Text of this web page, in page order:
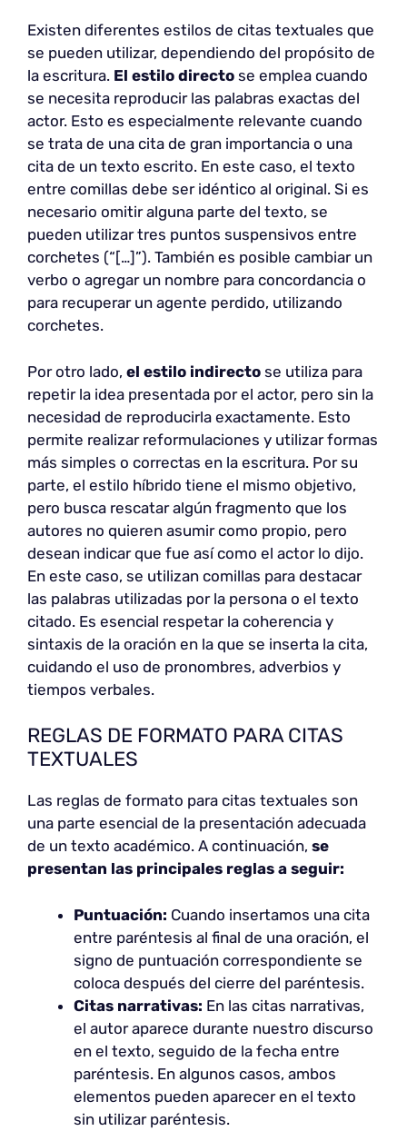
Existen diferentes estilos de citas textuales que
se pueden utilizar, dependiendo del propósito de
la escritura. El estilo directo se emplea cuando
se necesita reproducir las palabras exactas del
actor. Esto es especialmente relevante cuando
se trata de una cita de gran importancia o una
cita de un texto escrito. En este caso, el texto
entre comillas debe ser idéntico al original. Si es
necesario omitir alguna parte del texto, se
pueden utilizar tres puntos suspensivos entre
corchetes (“[…]”). También es posible cambiar un
verbo o agregar un nombre para concordancia o
para recuperar un agente perdido, utilizando
corchetes.
Por otro lado, el estilo indirecto se utiliza para
repetir la idea presentada por el actor, pero sin la
necesidad de reproducirla exactamente. Esto
permite realizar reformulaciones y utilizar formas
más simples o correctas en la escritura. Por su
parte, el estilo híbrido tiene el mismo objetivo,
pero busca rescatar algún fragmento que los
autores no quieren asumir como propio, pero
desean indicar que fue así como el actor lo dijo.
En este caso, se utilizan comillas para destacar
las palabras utilizadas por la persona o el texto
citado. Es esencial respetar la coherencia y
sintaxis de la oración en la que se inserta la cita,
cuidando el uso de pronombres, adverbios y
tiempos verbales.
REGLAS DE FORMATO PARA CITAS
TEXTUALES
Las reglas de formato para citas textuales son
una parte esencial de la presentación adecuada
de un texto académico. A continuación, se
presentan las principales reglas a seguir:
Puntuación: Cuando insertamos una cita
entre paréntesis al final de una oración, el
signo de puntuación correspondiente se
coloca después del cierre del paréntesis.
Citas narrativas: En las citas narrativas,
el autor aparece durante nuestro discurso
en el texto, seguido de la fecha entre
paréntesis. En algunos casos, ambos
elementos pueden aparecer en el texto
sin utilizar paréntesis.